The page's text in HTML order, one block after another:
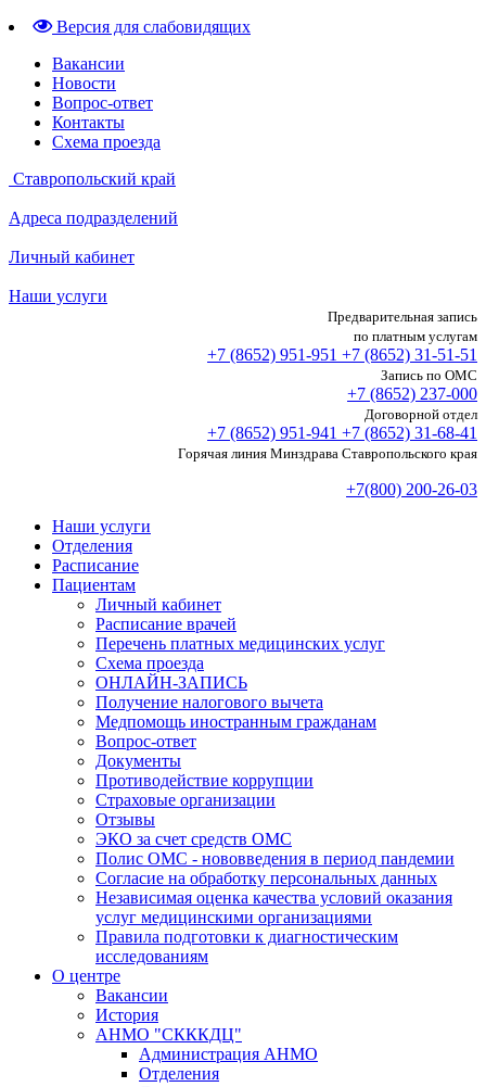
Версия для слабовидящих
Вакансии
Новости
Вопрос-ответ
Контакты
Схема проезда
Ставропольский край
Адреса подразделений
Личный кабинет
Наши услуги
Предварительная запись
по платным услугам
+7 (8652) 951-951 +7 (8652) 31-51-51
Запись по ОМС
+7 (8652) 237-000
Договорной отдел
+7 (8652) 951-941 +7 (8652) 31-68-41
Горячая линия Минздрава Ставропольского края
+7(800) 200-26-03
Наши услуги
Отделения
Расписание
Пациентам
Личный кабинет
Расписание врачей
Перечень платных медицинских услуг
Схема проезда
ОНЛАЙН-ЗАПИСЬ
Получение налогового вычета
Медпомощь иностранным гражданам
Вопрос-ответ
Документы
Противодействие коррупции
Страховые организации
Отзывы
ЭКО за счет средств ОМС
Полис ОМС - нововведения в период пандемии
Согласие на обработку персональных данных
Независимая оценка качества условий оказания
услуг медицинскими организациями
Правила подготовки к диагностическим
исследованиям
О центре
Вакансии
История
АНМО "СКККДЦ"
Администрация АНМО
Отделения